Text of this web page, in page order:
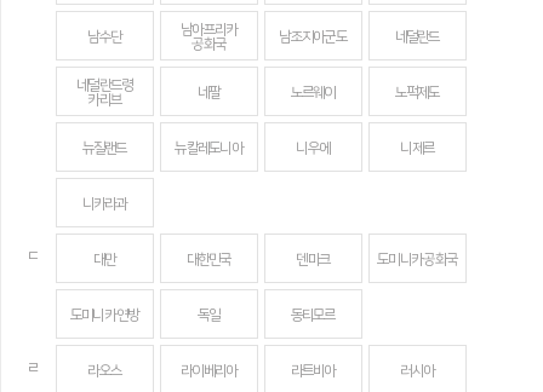
남수단
남아프리카
공화국
남조지아군도 네덜란드
네덜란드령
카리브
네팔 노르웨이 노퍽제도
뉴질랜드 뉴칼레도니아 니우에 니제르
니카라과
ㄷ 대만 대한민국 덴마크 도미니카 공화국
도미니카 연방 독일 동티모르
ㄹ 라오스 라이베리아 라트비아 러시아